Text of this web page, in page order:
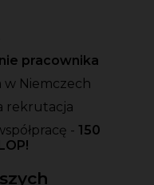
pracownika
w Niemczech
rekrutacja
- 150